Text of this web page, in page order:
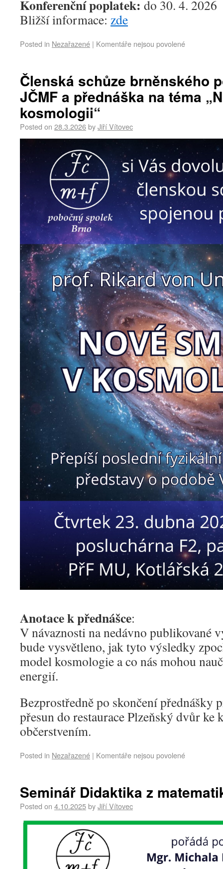
Konferenční poplatek: do 30. 4. 2026
Bližší informace: zde
Posted in Nezařazené | Komentáře nejsou povolené
Členská schůze brněnského
JČMF a přednáška na téma
kosmologii“
Posted on 28.3.2026byJiří Vítovec
Anotace k přednášce:
V návaznosti na nedávno publikované
bude vysvětleno, jak tyto výsledky
model kosmologie a co nás mohou
energií.
Bezprostředně po skončení přednášky
přesun do restaurace Plzeňský dvůr ke
občerstvením.
Posted in Nezařazené | Komentáře nejsou povolené
Seminář Didaktika z
Posted on 4.10.2025byJiří Vítovec